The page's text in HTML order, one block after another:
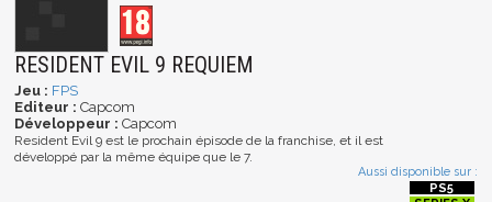
RESIDENT EVIL 9 REQUIEM
Jeu : FPS
Editeur : Capcom
Développeur : Capcom
Resident Evil 9 est le prochain épisode de la franchise, et il est
développé par la même équipe que le 7.
Aussi disponible sur :